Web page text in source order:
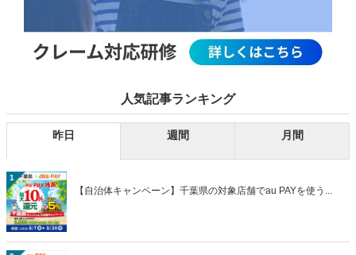
人気記事ランキング
昨日 週間 月間
1
【自治体キャンペーン】千葉県の対象店舗でau PAYを使う...